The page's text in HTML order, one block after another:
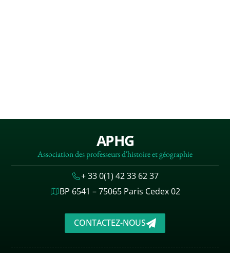
APHG
Association des professeurs d'histoire et géographie
+ 33 0(1) 42 33 62 37
BP 6541 – 75065 Paris Cedex 02
CONTACTEZ-NOUS